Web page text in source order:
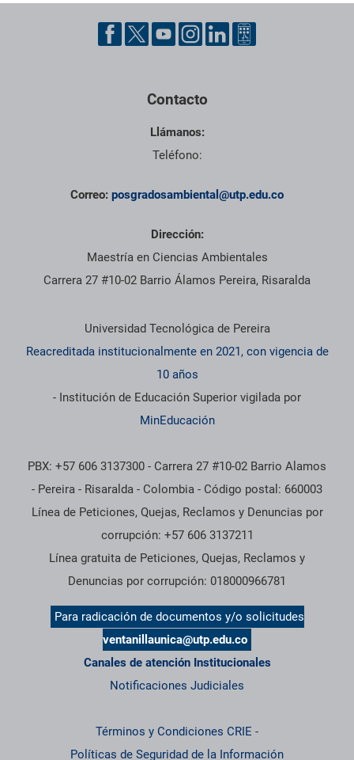
Pie de página con información de contacto, redes sociales y
Contacto
Llámanos:
Teléfono:
Correo: posgradosambiental@utp.edu.co
Dirección:
Maestría en Ciencias Ambientales
Carrera 27 #10-02 Barrio Álamos Pereira, Risaralda
Información institucional
Universidad Tecnológica de Pereira
Reacreditada institucionalmente en 2021, con vigencia de
10 años
- Institución de Educación Superior vigilada por
MinEducación
PBX: +57 606 3137300 - Carrera 27 #10-02 Barrio Alamos
- Pereira - Risaralda - Colombia - Código postal: 660003
Línea de Peticiones, Quejas, Reclamos y Denuncias por
corrupción: +57 606 3137211
Línea gratuita de Peticiones, Quejas, Reclamos y
Denuncias por corrupción: 018000966781
Para radicación de documentos y/o solicitudes
ventanillaunica@utp.edu.co
Canales de atención Institucionales
Notificaciones Judiciales
Términos y Condiciones CRIE -
Políticas de Seguridad de la Información